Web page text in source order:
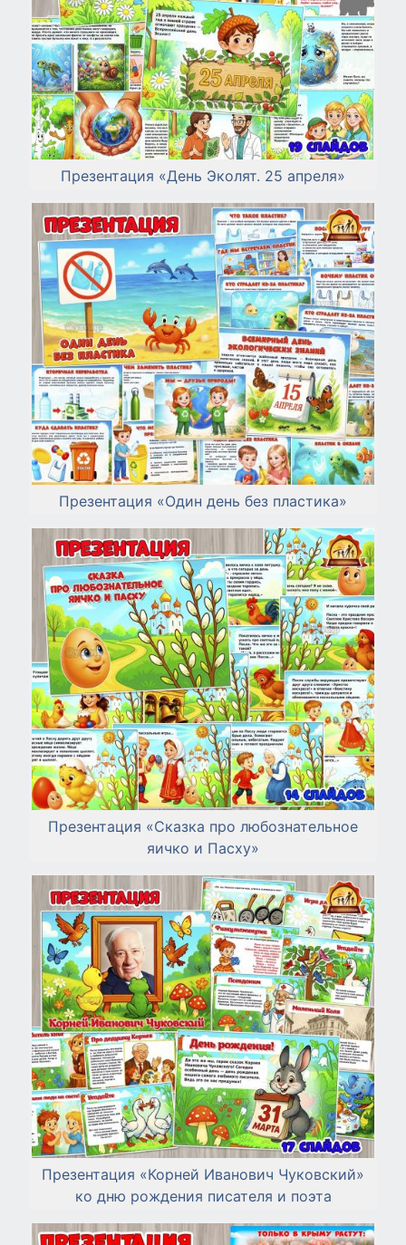
Презентация «День Эколят. 25 апреля»
Презентация «Один день без пластика»
Презентация «Сказка про любознательное
яичко и Пасху»
Презентация «Корней Иванович Чуковский»
ко дню рождения писателя и поэта